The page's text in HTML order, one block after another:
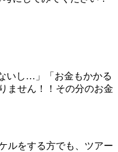
いし…」「お金もかかる
ません！！その分のお金
ルをする方でも、ツアー